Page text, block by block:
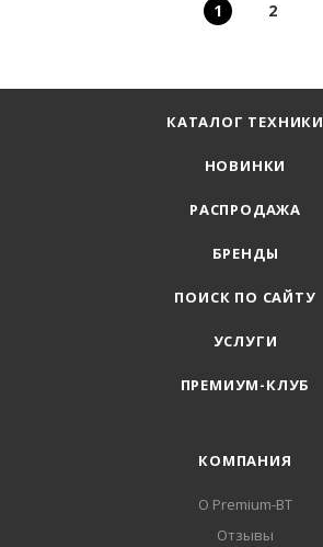
1 2
КАТАЛОГ ТЕХНИКИ
НОВИНКИ
РАСПРОДАЖА
БРЕНДЫ
ПОИСК ПО САЙТУ
УСЛУГИ
ПРЕМИУМ-КЛУБ
КОМПАНИЯ
О Premium-BT
Отзывы